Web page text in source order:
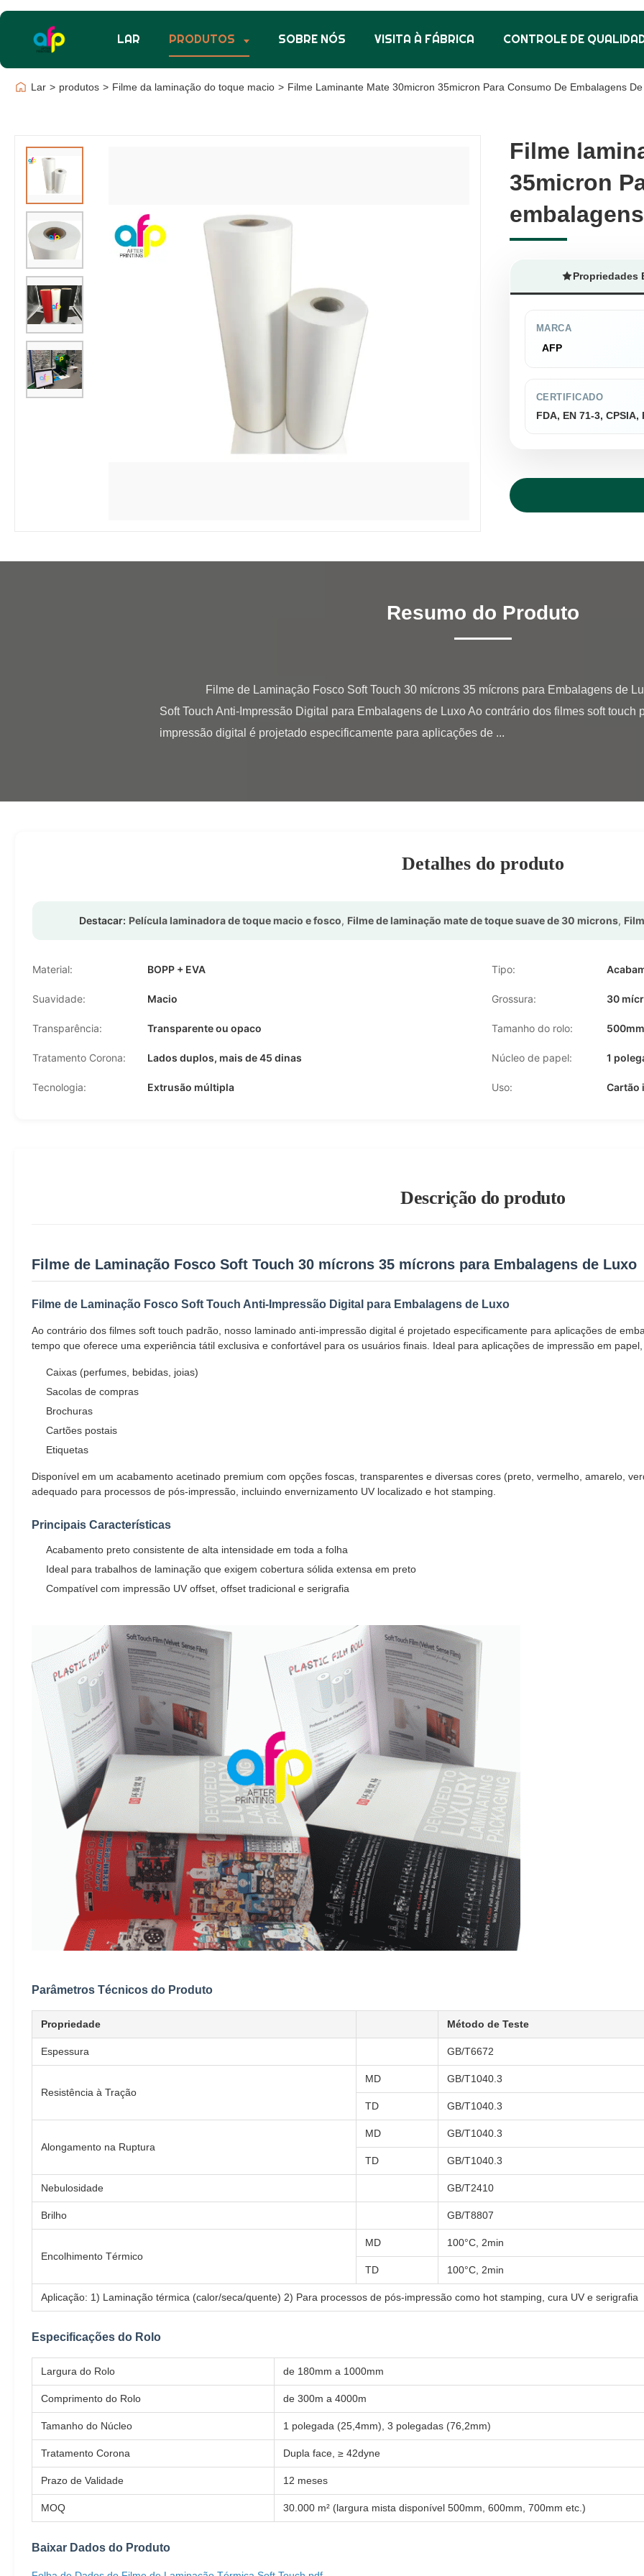
LAR PRODUTOS SOBRE NÓS VISITA À FÁBRICA CONTROLE DE
Lar > produtos > Filme da laminação do toque macio > Filme Laminante Mate 30micron 35micron Para Consumo De Embalagens
Filme
35micron
Filme
35micron
Propriedades
MARCA
AFP
CERTIFICADO
FDA, EN 71-3, CPSIA,
Resumo do Produto
Soft Touch Anti-Impressão Digital para Embalagens de Luxo Ao contrário dos filmes soft touch
impressão digital é projetado especificamente para aplicações de ...
Detalhes do produto
Destacar: Película laminadora de toque macio e fosco, Filme de laminação mate de toque suave de 30 microns,
Material: BOPP + EVA Tipo:
Suavidade: Macio Grossura: 30
Transparência: Transparente ou opaco Tamanho do rolo:
Tratamento Corona: Lados duplos, mais de 45 dinas Núcleo de papel: 1
Tecnologia: Extrusão múltipla Uso: Cartão
Descrição do produto
Filme de Laminação Fosco Soft Touch 30 mícrons 35 mícrons para Embalagens de Luxo
Filme de Laminação Fosco Soft Touch Anti-Impressão Digital para Embalagens de Luxo
Ao contrário dos filmes soft touch padrão, nosso laminado anti-impressão digital é projetado especificamente para aplicações de
tempo que oferece uma experiência tátil exclusiva e confortável para os usuários finais. Ideal para aplicações de impressão em
Caixas (perfumes, bebidas, joias)
Sacolas de compras
Brochuras
Cartões postais
Etiquetas
Disponível em um acabamento acetinado premium com opções foscas, transparentes e diversas cores (preto, vermelho, amarelo,
adequado para processos de pós-impressão, incluindo envernizamento UV localizado e hot stamping.
Principais Características
Acabamento preto consistente de alta intensidade em toda a folha
Ideal para trabalhos de laminação que exigem cobertura sólida extensa em preto
Compatível com impressão UV offset, offset tradicional e serigrafia
Parâmetros Técnicos do Produto
Propriedade Método de Teste
Espessura GB/T6672
Resistência à Tração
MD GB/T1040.3
TD GB/T1040.3
Alongamento na Ruptura
MD GB/T1040.3
TD GB/T1040.3
Nebulosidade GB/T2410
Brilho GB/T8807
Encolhimento Térmico
MD 100°C, 2min
TD 100°C, 2min
Aplicação: 1) Laminação térmica (calor/seca/quente) 2) Para processos de pós-impressão como hot stamping, cura UV e serigrafia
Especificações do Rolo
Largura do Rolo de 180mm a 1000mm
Comprimento do Rolo de 300m a 4000m
Tamanho do Núcleo 1 polegada (25,4mm), 3 polegadas (76,2mm)
Tratamento Corona Dupla face, ≥ 42dyne
Prazo de Validade 12 meses
MOQ 30.000 m² (largura mista disponível 500mm, 600mm, 700mm etc.)
Baixar Dados do Produto